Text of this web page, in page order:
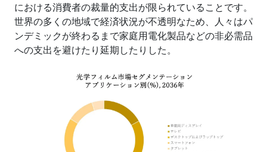
における消費者の裁量的支出が限られていることです。
世界の多くの地域で経済状況が不透明なため、人々はパ
ンデミックが終わるまで家庭用電化製品などの非必需品
への支出を避けたり延期したりした。